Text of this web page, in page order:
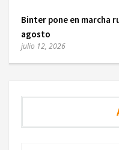
Binter pone en marcha
agosto
julio 12, 2026